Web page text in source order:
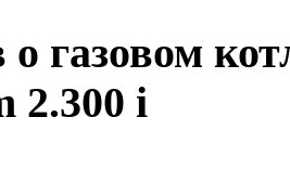
газовом
2.300 i